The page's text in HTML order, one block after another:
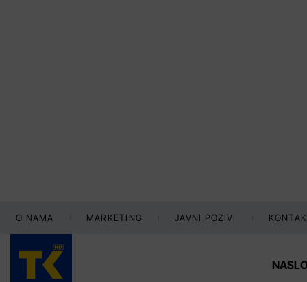
O NAMA MARKETING JAVNI POZIVI